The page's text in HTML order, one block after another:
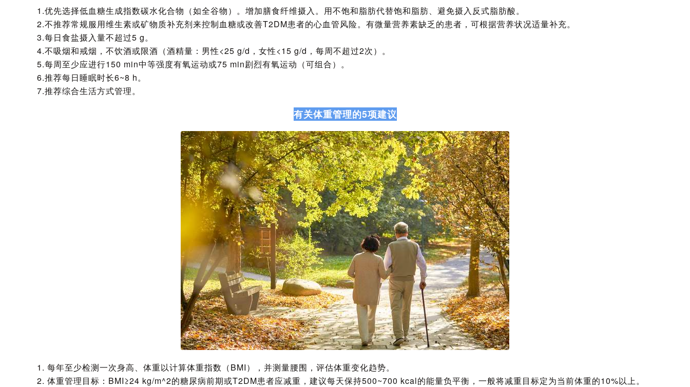
1.优先选择低血糖生成指数碳水化合物（如全谷物）。增加膳食纤维摄入。用不饱和脂肪代替饱和脂肪、避免摄入反式脂肪酸。
2.不推荐常规服用维生素或矿物质补充剂来控制血糖或改善T2DM患者的心血管风险。有微量营养素缺乏的患者，可根据营养状况适量补充。
3.每日食盐摄入量不超过5 g。
4.不吸烟和戒烟，不饮酒或限酒（酒精量：男性<25 g/d，女性<15 g/d，每周不超过2次）。
5.每周至少应进行150 min中等强度有氧运动或75 min剧烈有氧运动（可组合）。
6.推荐每日睡眠时长6~8 h。
7.推荐综合生活方式管理。
有关体重管理的5项建议
1. 每年至少检测一次身高、体重以计算体重指数（BMI），并测量腰围，评估体重变化趋势。
2. 体重管理目标：BMI≥24 kg/m^2的糖尿病前期或T2DM患者应减重，建议每天保持500~700 kcal的能量负平衡，一般将减重目标定为当前体重的10%以上。